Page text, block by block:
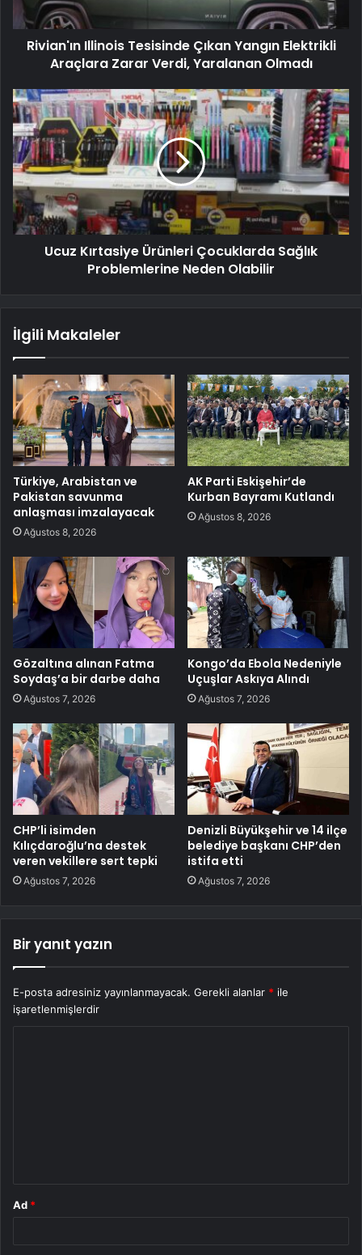
Rivian'ın Illinois Tesisinde Çıkan Yangın Elektrikli
Araçlara Zarar Verdi, Yaralanan Olmadı
Ucuz Kırtasiye Ürünleri Çocuklarda Sağlık
Problemlerine Neden Olabilir
İlgili Makaleler
Türkiye, Arabistan ve
Pakistan savunma
anlaşması imzalayacak
Ağustos 8, 2026
AK Parti Eskişehir’de
Kurban Bayramı Kutlandı
Ağustos 8, 2026
Gözaltına alınan Fatma
Soydaş’a bir darbe daha
Ağustos 7, 2026
Kongo’da Ebola Nedeniyle
Uçuşlar Askıya Alındı
Ağustos 7, 2026
CHP’li isimden
Kılıçdaroğlu’na destek
veren vekillere sert tepki
Ağustos 7, 2026
Denizli Büyükşehir ve 14 ilçe
belediye başkanı CHP’den
istifa etti
Ağustos 7, 2026
Bir yanıt yazın
E-posta adresiniz yayınlanmayacak. Gerekli alanlar * ile
işaretlenmişlerdir
Ad *